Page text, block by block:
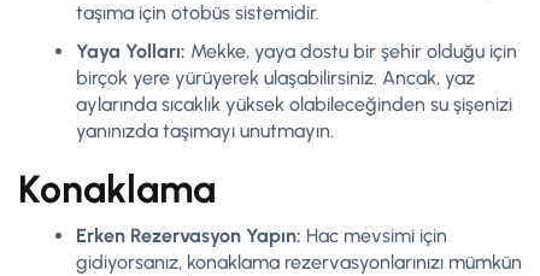
taşıma için otobüs sistemidir.
Yaya Yolları: Mekke, yaya dostu bir şehir olduğu için
birçok yere yürüyerek ulaşabilirsiniz. Ancak, yaz
aylarında sıcaklık yüksek olabileceğinden su şişenizi
yanınızda taşımayı unutmayın.
Konaklama
Erken Rezervasyon Yapın: Hac mevsimi için
gidiyorsanız, konaklama rezervasyonlarınızı mümkün